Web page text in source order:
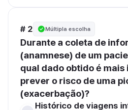
# 2 Múltipla escolha
Durante a coleta de
(anamnese) de um
qual dado obtido é
prever o risco de uma
(exacerbação)?
Histórico de viagens